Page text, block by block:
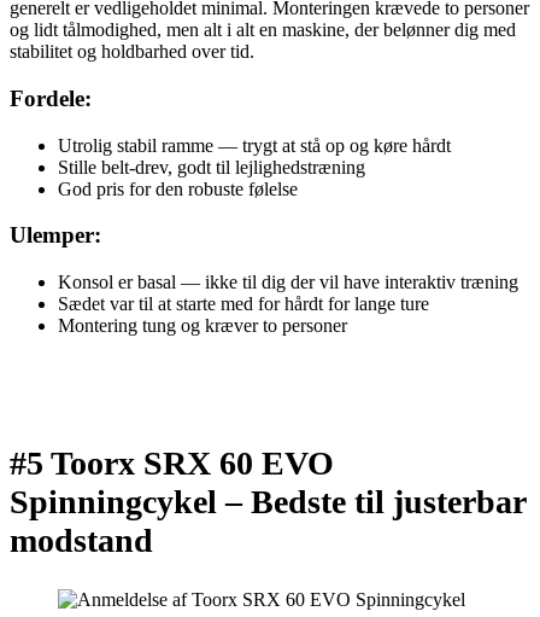
generelt er vedligeholdet minimal. Monteringen krævede to personer
og lidt tålmodighed, men alt i alt en maskine, der belønner dig med
stabilitet og holdbarhed over tid.
Fordele:
Utrolig stabil ramme — trygt at stå op og køre hårdt
Stille belt-drev, godt til lejlighedstræning
God pris for den robuste følelse
Ulemper:
Konsol er basal — ikke til dig der vil have interaktiv træning
Sædet var til at starte med for hårdt for lange ture
Montering tung og kræver to personer
#5 Toorx SRX 60 EVO
Spinningcykel –Bedste til justerbar
modstand